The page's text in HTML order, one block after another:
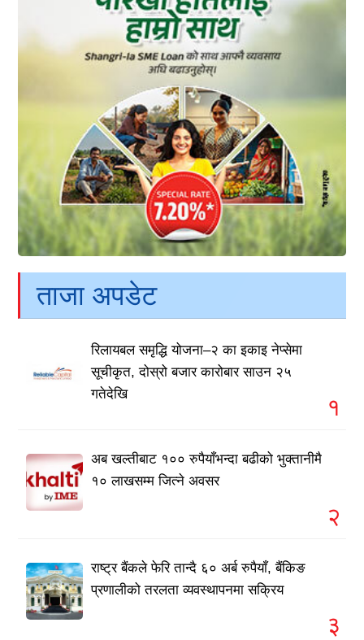
ताजा अपडेट
रिलायबल समृद्धि योजना–२ का इकाइ नेप्सेमा
सूचीकृत, दोस्रो बजार कारोबार साउन २५
गतेदेखि
१
अब खल्तीबाट १०० रुपैयाँभन्दा बढीको भुक्तानीमै
१० लाखसम्म जित्ने अवसर
२
राष्ट्र बैंकले फेरि तान्दै ६० अर्ब रुपैयाँ, बैंकिङ
प्रणालीको तरलता व्यवस्थापनमा सक्रिय
३